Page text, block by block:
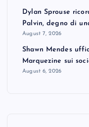
Dylan Sprouse
Palvin, degno di
August 7, 2026
Shawn Mendes
Marquezine sui
August 6, 2026